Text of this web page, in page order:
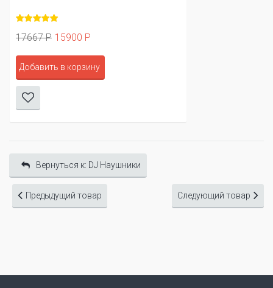
17667 Р 15900 Р
Добавить в корзину
Вернуться к: DJ Наушники
Предыдущий товар Следующий товар